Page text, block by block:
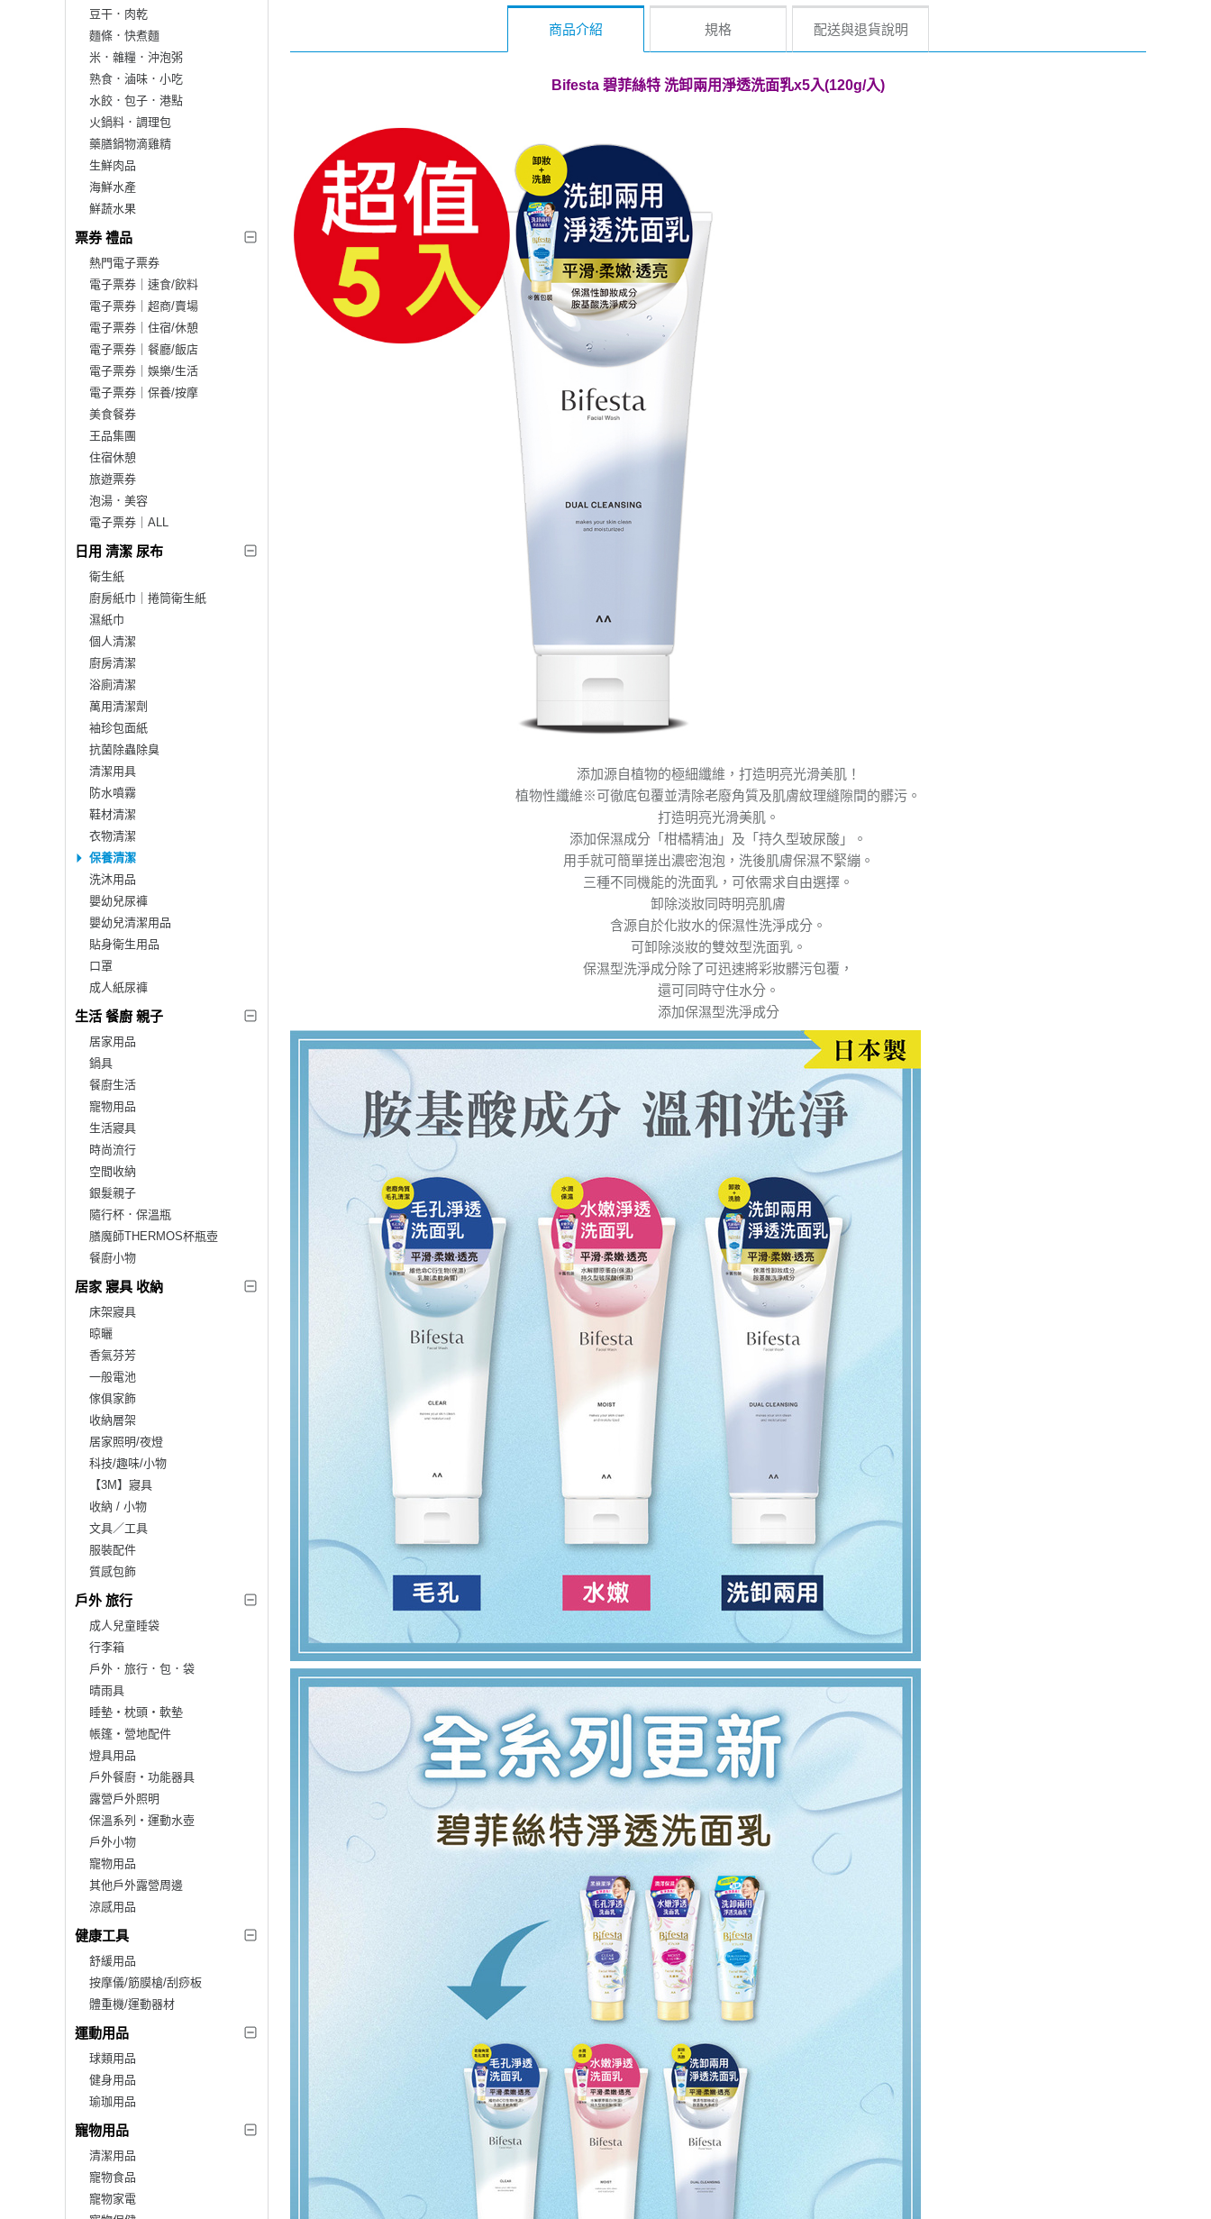
豆干．肉乾
麵條．快煮麵
米．雜糧．沖泡粥
熟食．滷味．小吃
水餃．包子．港點
火鍋料．調理包
藥膳鍋物滴雞精
生鮮肉品
海鮮水產
鮮蔬水果
票券 禮品
熱門電子票券
電子票券｜速食/飲料
電子票券｜超商/賣場
電子票券｜住宿/休憩
電子票券｜餐廳/飯店
電子票券｜娛樂/生活
電子票券｜保養/按摩
美食餐券
王品集團
住宿休憩
旅遊票券
泡湯．美容
電子票券｜ALL
日用 清潔 尿布
衛生紙
廚房紙巾｜捲筒衛生紙
濕紙巾
個人清潔
廚房清潔
浴廁清潔
萬用清潔劑
袖珍包面紙
抗菌除蟲除臭
清潔用具
防水噴霧
鞋材清潔
衣物清潔
保養清潔
洗沐用品
嬰幼兒尿褲
嬰幼兒清潔用品
貼身衛生用品
口罩
成人紙尿褲
生活 餐廚 親子
居家用品
鍋具
餐廚生活
寵物用品
生活寢具
時尚流行
空間收納
銀髮親子
隨行杯．保溫瓶
膳魔師THERMOS杯瓶壺
餐廚小物
居家 寢具 收納
床架寢具
晾曬
香氣芬芳
一般電池
傢俱家飾
收納層架
居家照明/夜燈
科技/趣味/小物
【3M】寢具
收納 / 小物
文具／工具
服裝配件
質感包飾
戶外 旅行
成人兒童睡袋
行李箱
戶外．旅行．包．袋
晴雨具
睡墊‧枕頭‧軟墊
帳篷‧營地配件
燈具用品
戶外餐廚‧功能器具
露營戶外照明
保溫系列‧運動水壺
戶外小物
寵物用品
其他戶外露營周邊
涼感用品
健康工具
舒緩用品
按摩儀/筋膜槍/刮痧板
體重機/運動器材
運動用品
球類用品
健身用品
瑜珈用品
寵物用品
清潔用品
寵物食品
寵物家電
商品介紹 規格 配送與退貨說明
Bifesta 碧菲絲特 洗卸兩用淨透洗面乳x5入(120g/入)
添加源自植物的極細纖維，打造明亮光滑美肌！
植物性纖維※可徹底包覆並清除老廢角質及肌膚紋理縫隙間的髒污。
打造明亮光滑美肌。
添加保濕成分「柑橘精油」及「持久型玻尿酸」。
用手就可簡單搓出濃密泡泡，洗後肌膚保濕不緊繃。
三種不同機能的洗面乳，可依需求自由選擇。
卸除淡妝同時明亮肌膚
含源自於化妝水的保濕性洗淨成分。
可卸除淡妝的雙效型洗面乳。
保濕型洗淨成分除了可迅速將彩妝髒污包覆，
還可同時守住水分。
添加保濕型洗淨成分